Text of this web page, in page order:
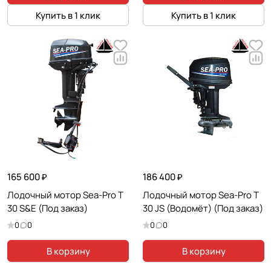
Купить в 1 клик
Купить в 1 клик
165 600 ₽
Лодочный мотор Sea-Pro T
30 S&E (Под заказ)
0 0
В корзину
186 400 ₽
Лодочный мотор Sea-Pro T
30 JS (Водомёт) (Под заказ)
0 0
В корзину